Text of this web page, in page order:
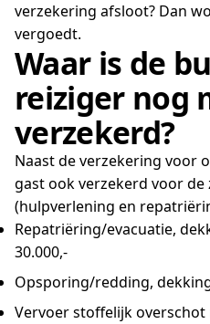
verzekering afsloot? Dan
vergoedt.
Waar is de
reiziger nog
verzekerd?
Naast de verzekering voor
gast ook verzekerd voor de
(hulpverlening en
Repatriëring/evacuatie,
30.000,-
Opsporing/redding,
Vervoer stoffelijk overschot